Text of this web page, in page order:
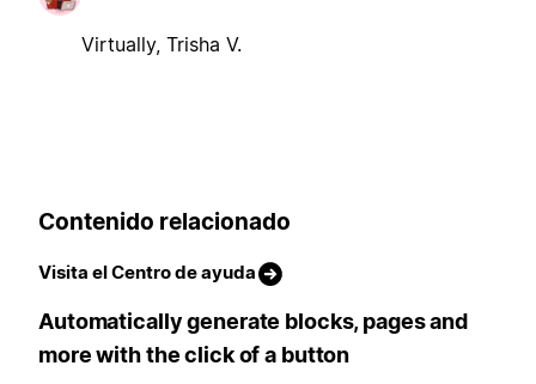
Virtually, Trisha V.
Contenido relacionado
Visita el Centro de ayuda
Automatically generate blocks, pages and
more with the click of a button